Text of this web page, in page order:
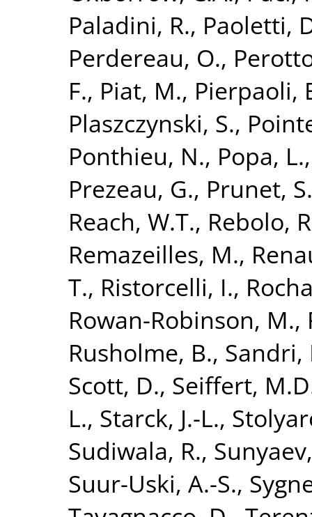
Paladini, R., Paoletti,
Perdereau, O.,
F., Piat, M., Pierpaoli,
Plaszczynski, S.,
Ponthieu, N., Popa, L.
Prezeau, G., Prunet, S.
Reach, W.T., Rebolo,
Remazeilles, M.,
T., Ristorcelli, I.,
Rowan-Robinson, M.,
Rusholme, B., Sandri,
Scott, D., Seiffert,
L., Starck, J.-L.,
Sudiwala, R.,
Suur-Uski, A.-S.,